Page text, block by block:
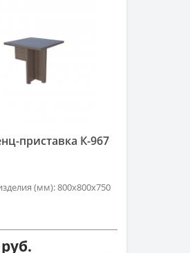
приставка К-967
(мм): 800х800х750